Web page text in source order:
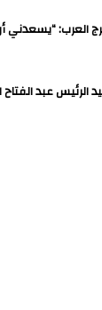
“يسعدني
الرئيس عبد